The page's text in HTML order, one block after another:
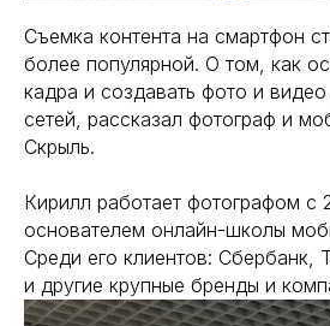
Съемка контента на смартфон
более популярной. О том, как
кадра и создавать фото и
сетей, рассказал фотограф и
Скрыль.
Кирилл работает фотографом с
основателем онлайн-школы
Среди его клиентов: Сбербанк,
и другие крупные бренды и